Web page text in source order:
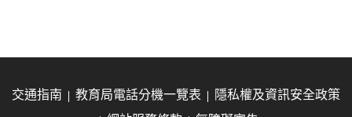
交通指南 教育局電話分機一覽表
隱私權及資訊安全政策